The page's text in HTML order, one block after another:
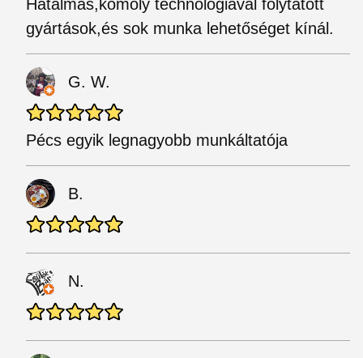
Hatalmas,komoly technológiával folytatott
gyártások,és sok munka lehetőséget kínál.
G. W.
Pécs egyik legnagyobb munkáltatója
B.
N.